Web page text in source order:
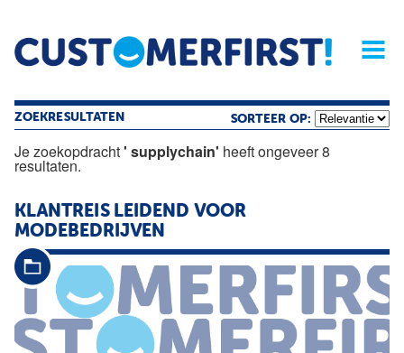
Home Opinie Archief
Magazine
ZOEKRESULTATEN SORTEER OP:
Je zoekopdracht' supplychain' heeft ongeveer 8
resultaten.
KLANTREIS LEIDEND VOOR
MODEBEDRIJVEN